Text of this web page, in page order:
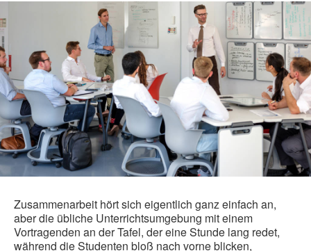
Zusammenarbeit hört sich eigentlich ganz einfach an,
aber die übliche Unterrichtsumgebung mit einem
Vortragenden an der Tafel, der eine Stunde lang redet,
während die Studenten bloß nach vorne blicken,